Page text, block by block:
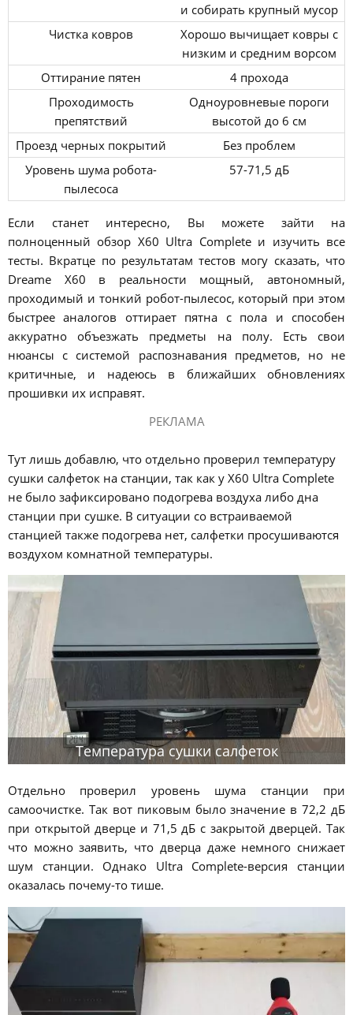
и собирать крупный мусор
Чистка ковров
Хорошо вычищает ковры с
низким и средним ворсом
Оттирание пятен
4 прохода
Проходимость
препятствий
Одноуровневые пороги
высотой до 6 см
Проезд черных покрытий
Без проблем
Уровень шума робота-
пылесоса
57-71,5 дБ
Если станет интересно, Вы можете зайти на
полноценный обзор X60 Ultra Complete и изучить все
тесты. Вкратце по результатам тестов могу сказать, что
Dreame X60 в реальности мощный, автономный,
проходимый и тонкий робот-пылесос, который при этом
быстрее аналогов оттирает пятна с пола и способен
аккуратно объезжать предметы на полу. Есть свои
нюансы с системой распознавания предметов, но не
критичные, и надеюсь в ближайших обновлениях
прошивки их исправят.
РЕКЛАМА
Тут лишь добавлю, что отдельно проверил температуру
сушки салфеток на станции, так как у X60 Ultra Complete
не было зафиксировано подогрева воздуха либо дна
станции при сушке. В ситуации со встраиваемой
станцией также подогрева нет, салфетки просушиваются
воздухом комнатной температуры.
Температура сушки салфеток
Отдельно проверил уровень шума станции при
самоочистке. Так вот пиковым было значение в 72,2 дБ
при открытой дверце и 71,5 дБ с закрытой дверцей. Так
что можно заявить, что дверца даже немного снижает
шум станции. Однако Ultra Complete-версия станции
оказалась почему-то тише.